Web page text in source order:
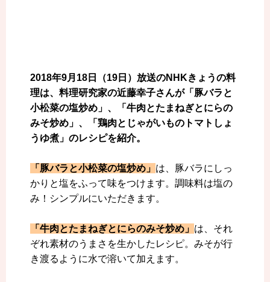
2018年9月18日（19日）放送のNHKきょうの料
理は、料理研究家の近藤幸子さんが「豚バラと
小松菜の塩炒め」、「牛肉とたまねぎとにらの
みそ炒め」、「鶏肉とじゃがいものトマトしょ
うゆ煮」のレシピを紹介。
「豚バラと小松菜の塩炒め」 は、豚バラにしっ
かりと塩をふって味をつけます。調味料は塩の
み！シンプルにいただきます。
「牛肉とたまねぎとにらのみそ炒め」 は、それ
ぞれ素材のうまさを生かしたレシピ。みそが行
き渡るように水で溶いて加えます。